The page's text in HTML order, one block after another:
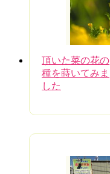
頂いた菜の花の
種を蒔いてみま
した